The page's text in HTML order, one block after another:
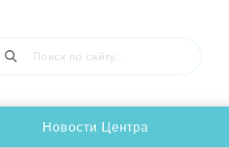
Новости Центра